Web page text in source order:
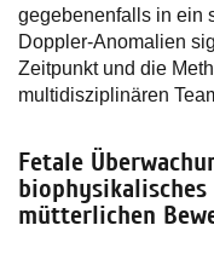
gegebenenfalls in ein
Doppler-Anomalien
Zeitpunkt und die
multidisziplinären
Fetale
mütterlichen